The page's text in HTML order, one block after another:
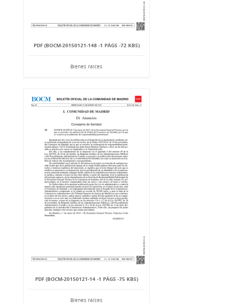
PDF (BOCM-20150121-148 -1 PÁGS -72 KBS)
Bienes raíces
PDF (BOCM-20150121-14 -1 PÁGS -75 KBS)
Bienes raíces